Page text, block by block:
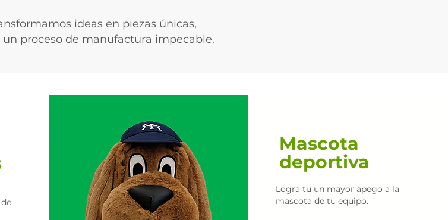
ideas en piezas únicas,
proceso de manufactura impecable.
Mascota
deportiva
Logra tu un mayor apego a la
mascota de tu equipo.